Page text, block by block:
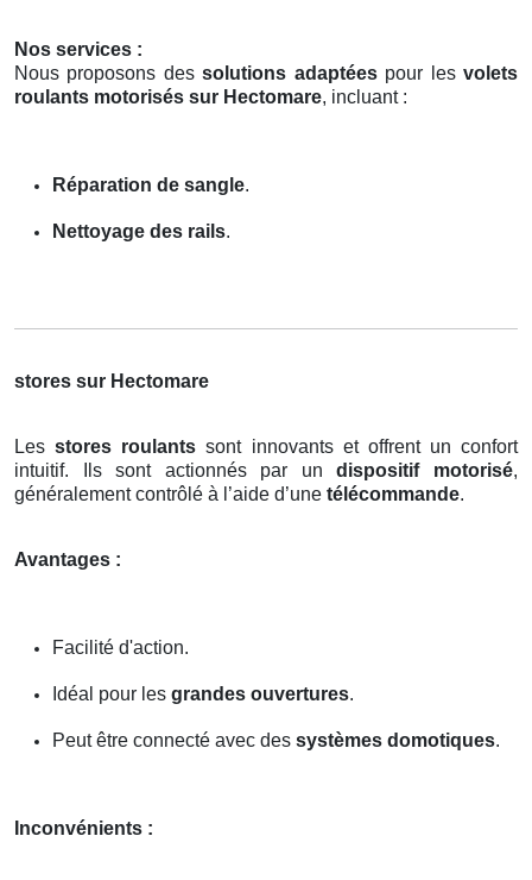
Nos services :
Nous proposons dessolutions adaptéespour lesvolets
roulants motorisés sur Hectomare, incluant :
Réparation de sangle.
Nettoyage des rails.
stores sur Hectomare
Lesstores roulants sont innovants et offrent un confort
intuitif. Ils sont actionnés par undispositif motorisé,
généralement contrôlé à l’aide d’une télécommande.
Avantages :
Facilité d'action.
Idéal pour les grandes ouvertures.
Peut être connecté avec des systèmes domotiques.
Inconvénients :